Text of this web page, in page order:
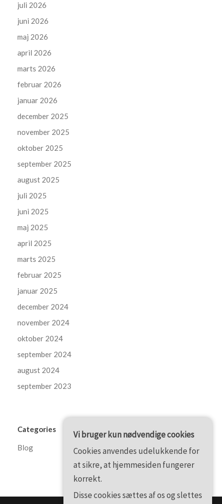
juli 2026
juni 2026
maj 2026
april 2026
marts 2026
februar 2026
januar 2026
december 2025
november 2025
oktober 2025
september 2025
august 2025
juli 2025
juni 2025
maj 2025
april 2025
marts 2025
februar 2025
januar 2025
december 2024
november 2024
oktober 2024
september 2024
august 2024
september 2023
Categories
Blog
Vi bruger kun nødvendige cookies
Cookies anvendes udelukkende for
at sikre, at hjemmesiden fungerer
korrekt.
Disse cookies sættes af os og slettes